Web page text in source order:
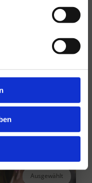
1947
Ausgewählt